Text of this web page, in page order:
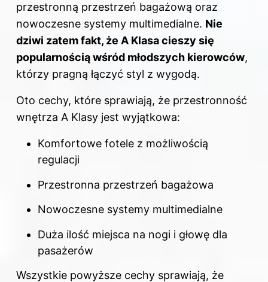
przestronną przestrzeń bagażową oraz
nowoczesne systemy multimedialne. Nie
dziwi zatem fakt, że A Klasa cieszy się
popularnością wśród młodszych kierowców,
którzy pragną łączyć styl z wygodą.
Oto cechy, które sprawiają, że przestronność
wnętrza A Klasy jest wyjątkowa:
Komfortowe fotele z możliwością
regulacji
Przestronna przestrzeń bagażowa
Nowoczesne systemy multimedialne
Duża ilość miejsca na nogi i głowę dla
pasażerów
Wszystkie powyższe cechy sprawiają, że